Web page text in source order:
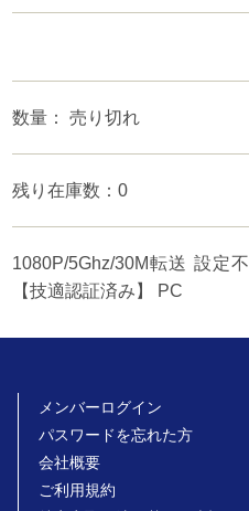
数量： 売り切れ
残り在庫数：0
1080P/5Ghz/30M転送 設定
【技適認証済み】 PC
メンバーログイン
パスワードを忘れた方
会社概要
ご利用規約